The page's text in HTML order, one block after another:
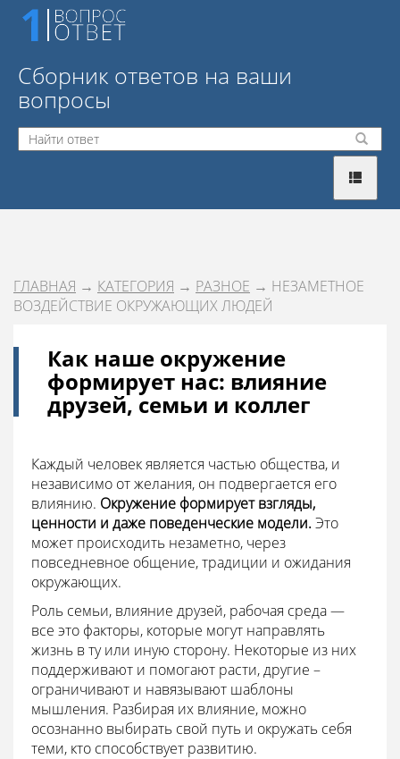
Сборник ответов на ваши
вопросы
ГЛАВНАЯ → КАТЕГОРИЯ → РАЗНОЕ → НЕЗАМЕТНОЕ
ВОЗДЕЙСТВИЕ ОКРУЖАЮЩИХ ЛЮДЕЙ
Как наше окружение
формирует нас: влияние
друзей, семьи и коллег
Каждый человек является частью общества, и
независимо от желания, он подвергается его
влиянию. Окружение формирует взгляды,
ценности и даже поведенческие модели.Это
может происходить незаметно, через
повседневное общение, традиции и ожидания
окружающих.
Роль семьи, влияние друзей, рабочая среда —
все это факторы, которые могут направлять
жизнь в ту или иную сторону. Некоторые из них
поддерживают и помогают расти, другие –
ограничивают и навязывают шаблоны
мышления. Разбирая их влияние, можно
осознанно выбирать свой путь и окружать себя
теми, кто способствует развитию.